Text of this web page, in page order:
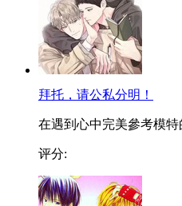
拜托，请公私分明！
在遇到心中完美參考模
评分: